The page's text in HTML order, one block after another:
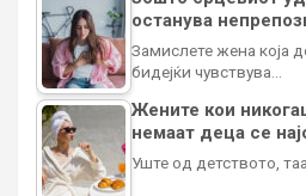
останува
Замислете жена која
бидејќи чувствува…
Жените кои
немаат деца се
Уште од детството,